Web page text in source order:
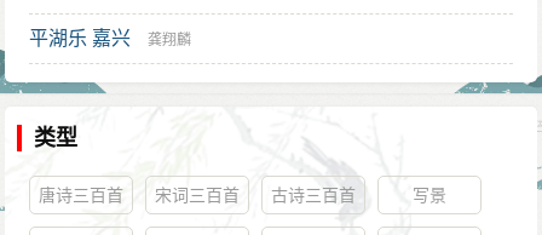
平湖乐 嘉兴 龚翔麟
类型
唐诗三百首 宋词三百首 古诗三百首 写景